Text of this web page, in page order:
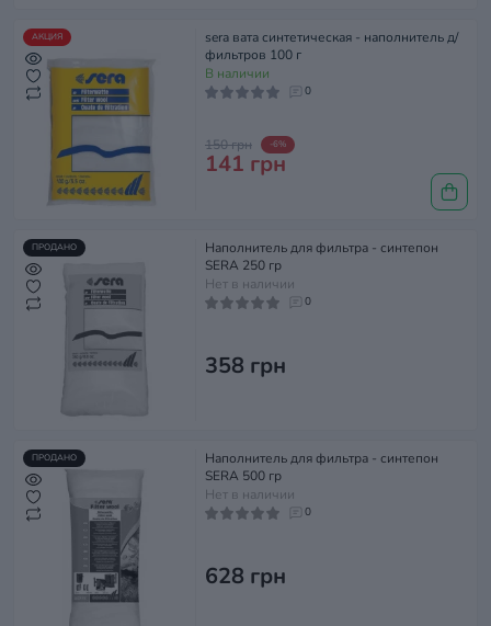
АКЦИЯ
sera вата синтетическая - наполнитель д/
фильтров 100 г
В наличии
0
150 грн -6%
141 грн
ПРОДАНО
Наполнитель для фильтра - синтепон
SERA 250 гр
Нет в наличии
0
358 грн
ПРОДАНО
Наполнитель для фильтра - синтепон
SERA 500 гр
Нет в наличии
0
628 грн